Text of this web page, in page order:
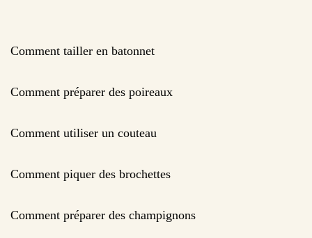
Comment tailler en batonnet
Comment préparer des poireaux
Comment utiliser un couteau
Comment piquer des brochettes
Comment préparer des champignons